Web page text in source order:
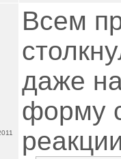
Всем
даже
форму